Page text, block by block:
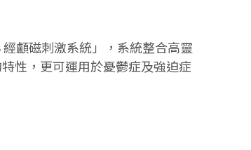
顱磁刺激系統」，系統整合高靈
性，更可運用於憂鬱症及強迫症